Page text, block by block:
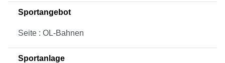
Sportangebot
Seite : OL-Bahnen
Sportanlage